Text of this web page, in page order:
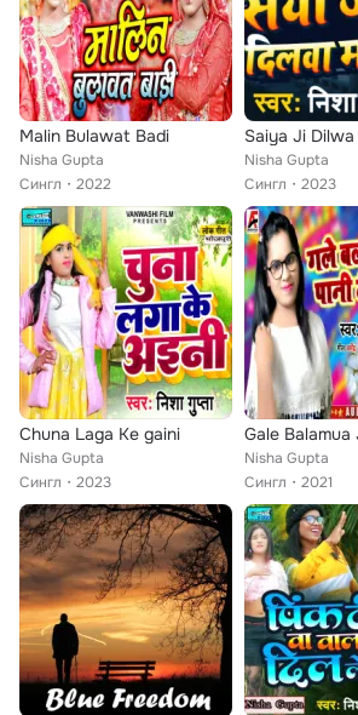
Malin Bulawat Badi
Nisha Gupta
Сингл
2022
Saiya Ji
Nisha Gupta
Сингл
2023
Chuna Laga Ke gaini
Nisha Gupta
Сингл
2023
Nisha Gupta
Сингл
2021